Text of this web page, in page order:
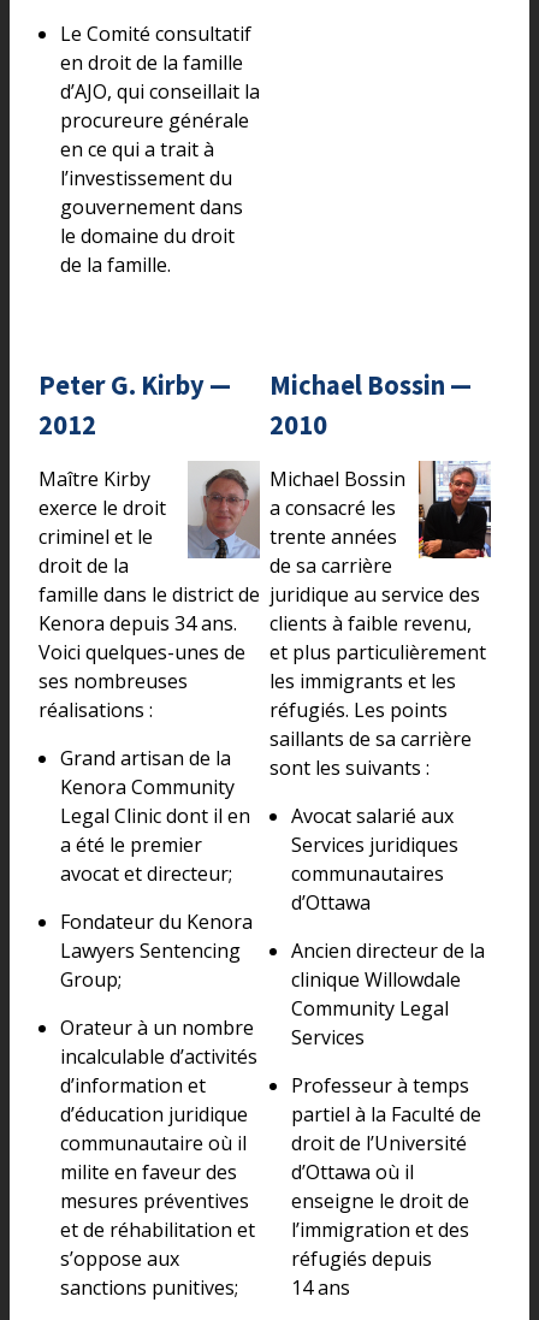
Le Comité consultatif
en droit de la famille
d’AJO, qui conseillait la
procureure générale
en ce qui a trait à
l’investissement du
gouvernement dans
le domaine du droit
de la famille.
Peter G. Kirby —
2012
Maître Kirby
exerce le droit
criminel et le
droit de la
famille dans le district de
Kenora depuis 34 ans.
Voici quelques-unes de
ses nombreuses
réalisations :
Grand artisan de la
Kenora Community
Legal Clinic dont il en
a été le premier
avocat et directeur;
Fondateur du Kenora
Lawyers Sentencing
Group;
Orateur à un nombre
incalculable d’activités
d’information et
d’éducation juridique
communautaire où il
milite en faveur des
mesures préventives
et de réhabilitation et
s’oppose aux
sanctions punitives;
Michael Bossin —
2010
Michael Bossin
a consacré les
trente années
de sa carrière
juridique au service des
clients à faible revenu,
et plus particulièrement
les immigrants et les
réfugiés. Les points
saillants de sa carrière
sont les suivants :
Avocat salarié aux
Services juridiques
communautaires
d’Ottawa
Ancien directeur de la
clinique Willowdale
Community Legal
Services
Professeur à temps
partiel à la Faculté de
droit de l’Université
d’Ottawa où il
enseigne le droit de
l’immigration et des
réfugiés depuis
14 ans